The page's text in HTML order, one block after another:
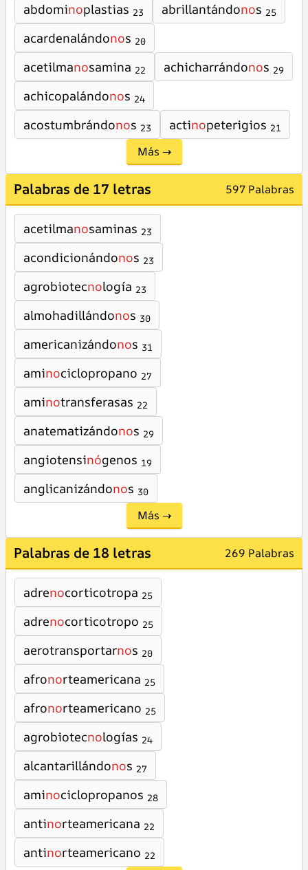
abdominoplastias 23 abrillantándonos 25
acardenalándonos 20
acetilmanosamina 22 achicharrándonos 29
achicopalándonos 24
acostumbrándonos 23 actinopeterigios 21
Más →
Palabras de 17 letras 597 Palabras
acetilmanosaminas 23
acondicionándonos 23
agrobiotecnología 23
almohadillándonos 30
americanizándonos 31
aminociclopropano 27
aminotransferasas 22
anatematizándonos 29
angiotensinógenos 19
anglicanizándonos 30
Más →
Palabras de 18 letras 269 Palabras
adrenocorticotropa 25
adrenocorticotropo 25
aerotransportarnos 20
afronorteamericana 25
afronorteamericano 25
agrobiotecnologías 24
alcantarillándonos 27
aminociclopropanos 28
antinorteamericana 22
antinorteamericano 22